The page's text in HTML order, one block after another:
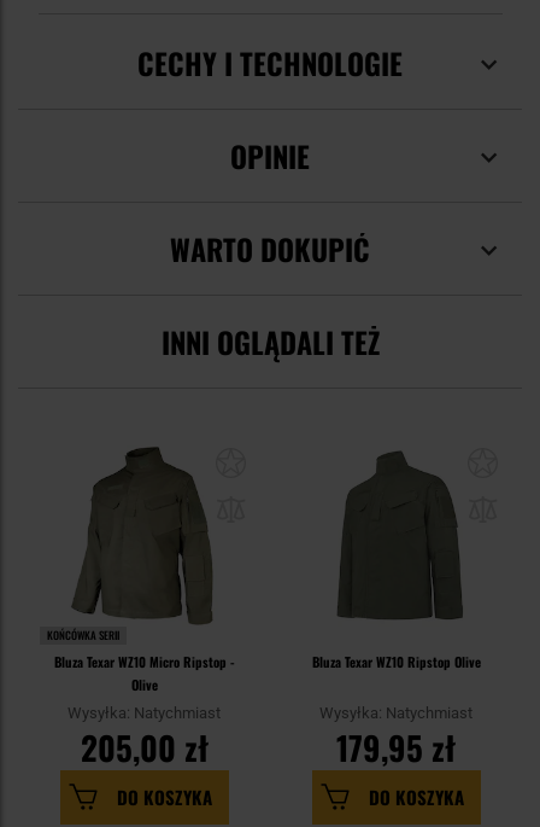
CECHY I TECHNOLOGIE
OPINIE
WARTO DOKUPIĆ
INNI OGLĄDALI TEŻ
KOŃCÓWKA SERII
Bluza Texar WZ10 Micro Ripstop -
Olive
Wysyłka: Natychmiast
205,00 zł
DO KOSZYKA
Bluza Texar WZ10 Ripstop Olive
Wysyłka: Natychmiast
179,95 zł
DO KOSZYKA